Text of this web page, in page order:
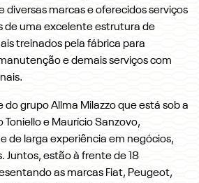
diversas marcas e oferecidos serviços
de uma excelente estrutura de
treinados pela fábrica para
e demais serviços com
do grupo Allma Milazzo que está sob a
Toniello e Maurício Sanzovo,
de larga experiência em negócios,
Juntos, estão à frente de 18
as marcas Fiat, Peugeot,